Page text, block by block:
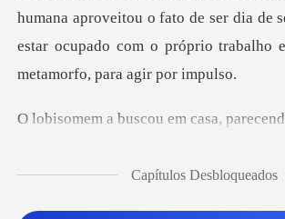
humana aproveitou o fato de ser dia de s
buscou em ca
Capítulos Desbloqueados